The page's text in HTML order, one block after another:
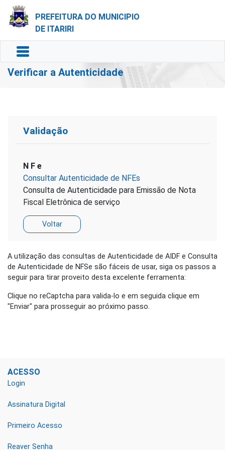
PREFEITURA DO MUNICIPIO
DE ITARIRI
Verificar a Autenticidade
Validação
N F e
Consultar Autenticidade de NFEs
Consulta de Autenticidade para Emissão de Nota
Fiscal Eletrônica de serviço
A utilização das consultas de Autenticidade de AIDF e Consulta
de Autenticidade de NFSe são fáceis de usar, siga os passos a
seguir para tirar proveito desta excelente ferramenta:
Clique no reCaptcha para valida-lo e em seguida clique em
"Enviar" para prosseguir ao próximo passo.
ACESSO
Login
Assinatura Digital
Primeiro Acesso
Reaver Senha